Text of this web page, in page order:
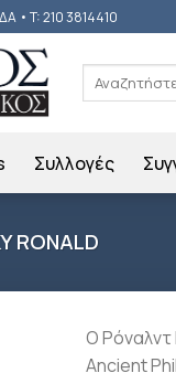
• T: 210 3814410
Αναζήτηση
για:
Συλλογές
RONALD
Ο Ρόναλντ
Ancient